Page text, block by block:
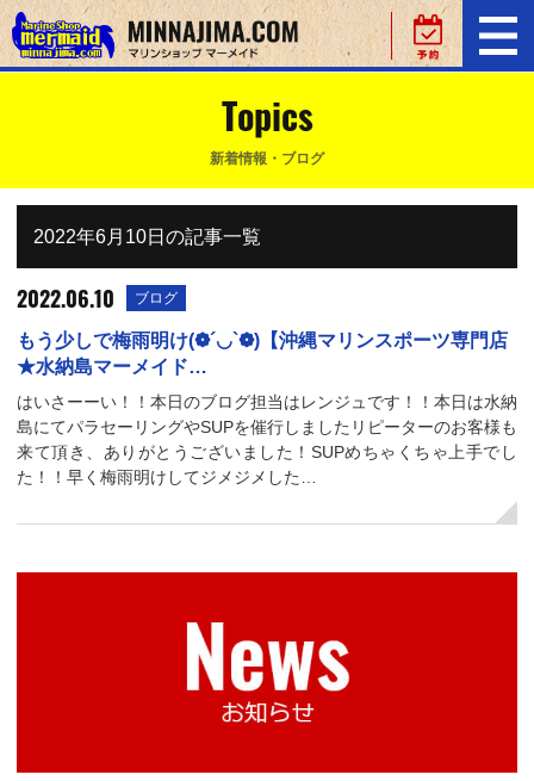
Topics
新着情報・ブログ
2022年6月10日の記事一覧
2022.06.10 ブログ
もう少しで梅雨明け(❁´◡`❁)【沖縄マリンスポーツ専門店
★水納島マーメイド…
はいさーーい！！本日のブログ担当はレンジュです！！本日は水納
島にてパラセーリングやSUPを催行しましたリピーターのお客様も
来て頂き、ありがとうございました！SUPめちゃくちゃ上手でし
た！！早く梅雨明けしてジメジメした…